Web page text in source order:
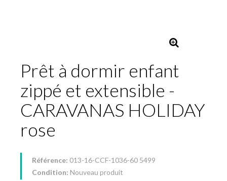
Prêt à dormir enfant
zippé et extensible -
CARAVANAS HOLIDAY
rose
Référence: 013-16-CCF-1036-60 5499
Condition: Nouveau produit